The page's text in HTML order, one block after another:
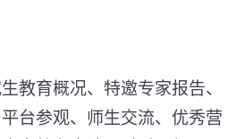
教育概况、特邀专家报告、
台参观、师生交流、优秀营